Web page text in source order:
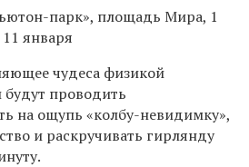
парк», площадь Мира, 1
января
чудеса физикой
проводить
на ощупь «колбу-невидимку»,
и раскручивать гирлянду